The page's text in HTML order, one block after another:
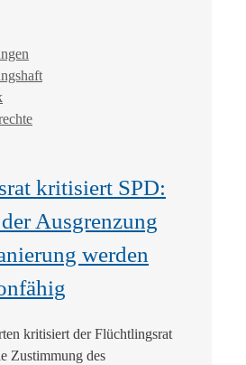
kritisiert SPD:
Ausgrenzung
werden
kritisiert der Flüchtlingsrat
Zustimmung des